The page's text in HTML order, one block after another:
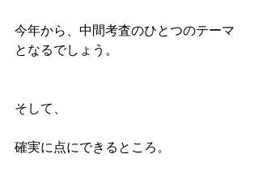
今年から、中間考査のひとつのテーマ
となるでしょう。
そして、
確実に点にできるところ。